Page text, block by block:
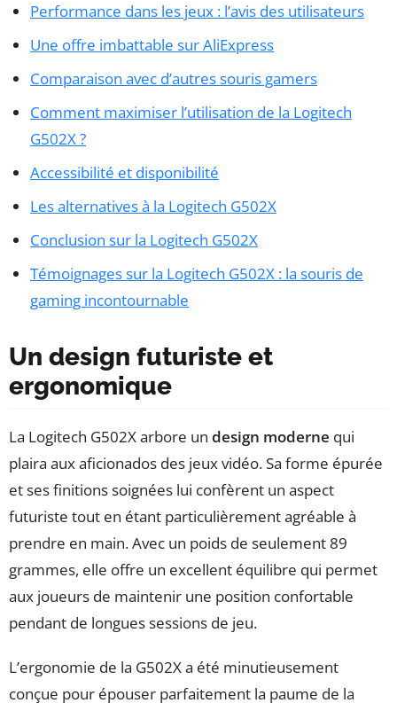
Performance dans les jeux : l’avis des utilisateurs
Une offre imbattable sur AliExpress
Comparaison avec d’autres souris gamers
Comment maximiser l’utilisation de la Logitech
G502X ?
Accessibilité et disponibilité
Les alternatives à la Logitech G502X
Conclusion sur la Logitech G502X
Témoignages sur la Logitech G502X : la souris de
gaming incontournable
Un design futuriste et
ergonomique
La Logitech G502X arbore un design moderne qui
plaira aux aficionados des jeux vidéo. Sa forme épurée
et ses finitions soignées lui confèrent un aspect
futuriste tout en étant particulièrement agréable à
prendre en main. Avec un poids de seulement 89
grammes, elle offre un excellent équilibre qui permet
aux joueurs de maintenir une position confortable
pendant de longues sessions de jeu.
L’ergonomie de la G502X a été minutieusement
conçue pour épouser parfaitement la paume de la